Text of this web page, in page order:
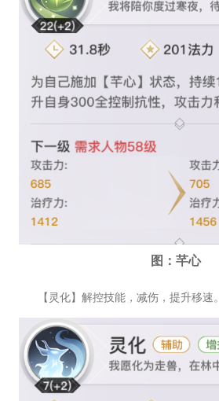
图：芊心
【灵化】解控技能，减伤，提升移速。